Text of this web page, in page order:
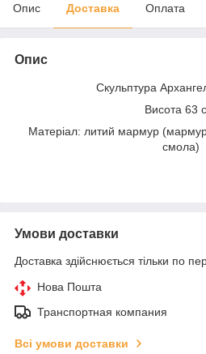
Опис Доставка Оплата
Опис
Скульптура
Висота 63
Матеріал: литий мармур
смола)
Умови доставки
Доставка здійснюється тільки по
Нова Пошта
Транспортная компания
Всі умови доставки